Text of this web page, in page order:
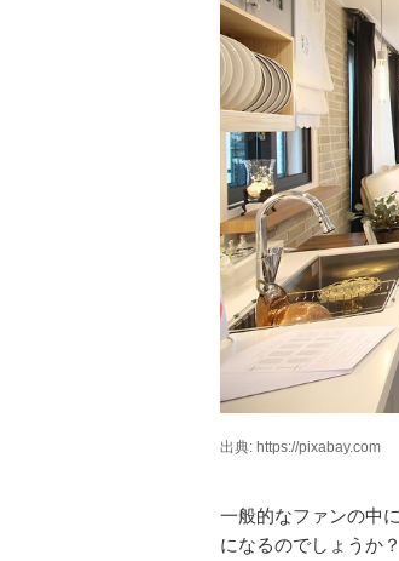
出典: https://pixabay.com
一般的なファンの中
になるのでしょうか？